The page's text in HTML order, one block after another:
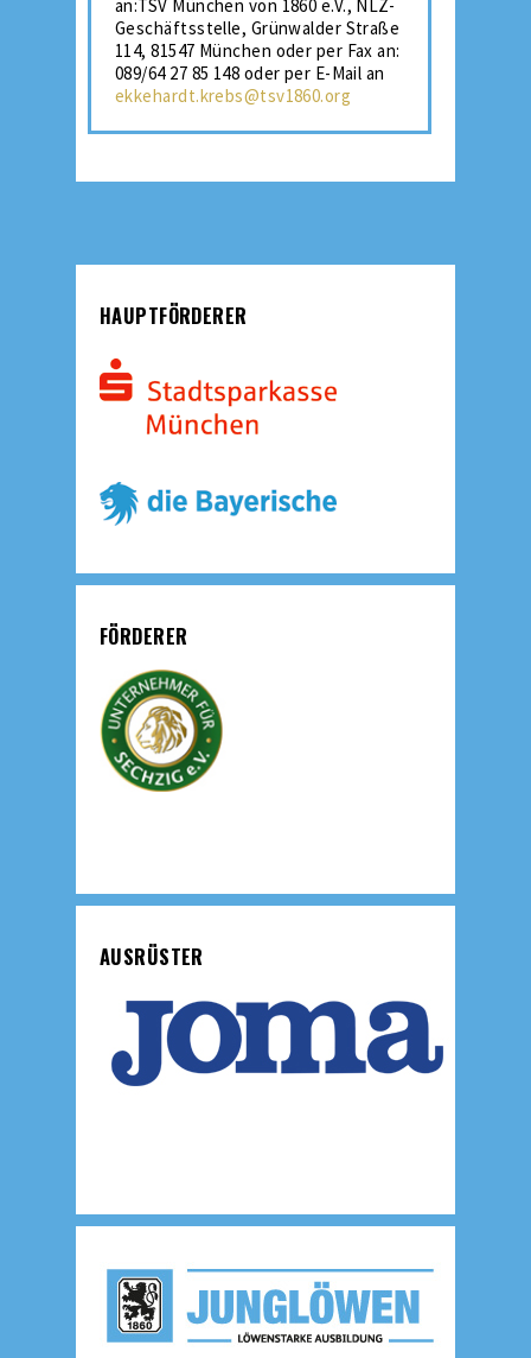
an:TSV München von 1860 e.V., NLZ-
Geschäftsstelle, Grünwalder Straße
114, 81547 München oder per Fax an:
089/64 27 85 148 oder per E-Mail an
ekkehardt.krebs@tsv1860.org
HAUPTFÖRDERER
FÖRDERER
AUSRÜSTER